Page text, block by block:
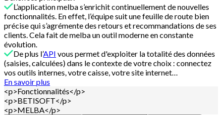
L’application melba s’enrichit continuellement de nouvelles
fonctionnalités. En effet, l’équipe suit une feuille de route bien
précise qui s’agrémente des retours et recommandations de ses
clients. Cela fait de melba un outil moderne en constante
évolution.
De plus l’API vous permet d'exploiter la totalité des données
(saisies, calculées) dans le contexte de votre choix : connectez
vos outils internes, votre caisse, votre site internet…
En savoir plus
<p>Fonctionnalités</p>
<p>BETISOFT</p>
<p>MELBA</p>